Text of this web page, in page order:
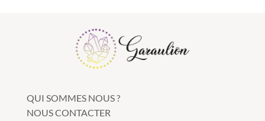
QUI SOMMES NOUS ?
NOUS CONTACTER